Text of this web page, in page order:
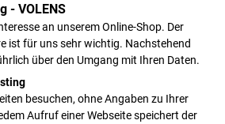
- VOLENS
an unserem Online-Shop. Der
ist für uns sehr wichtig. Nachstehend
über den Umgang mit Ihren Daten.
besuchen, ohne Angaben zu Ihrer
Aufruf einer Webseite speichert der